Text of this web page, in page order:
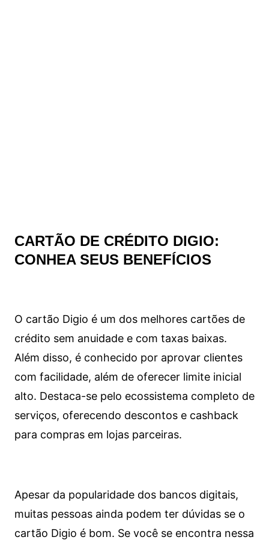
CARTÃO DE CRÉDITO DIGIO:
CONHEA SEUS BENEFÍCIOS
O cartão Digio é um dos melhores cartões de
crédito sem anuidade e com taxas baixas.
Além disso, é conhecido por aprovar clientes
com facilidade, além de oferecer limite inicial
alto. Destaca-se pelo ecossistema completo de
serviços, oferecendo descontos e cashback
para compras em lojas parceiras.
Apesar da popularidade dos bancos digitais,
muitas pessoas ainda podem ter dúvidas se o
cartão Digio é bom. Se você se encontra nessa